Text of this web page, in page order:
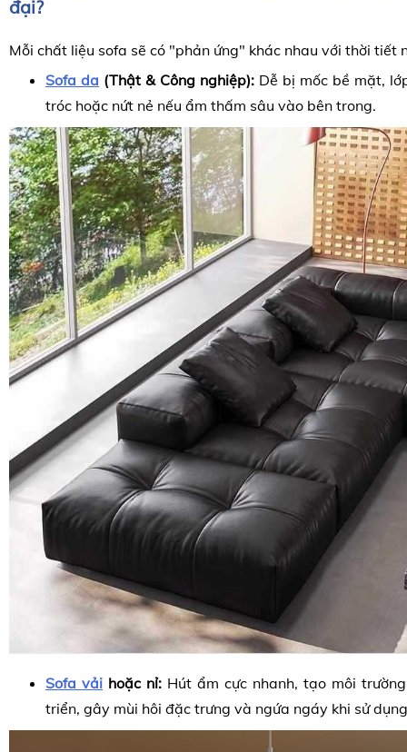
đại?
Mỗi chất liệu sofa sẽ có "phản ứng" khác nhau với thời tiết
Sofa da (Thật & Công nghiệp): Dễ bị mốc bề mặt,
tróc hoặc nứt nẻ nếu ẩm thấm sâu vào bên trong.
Sofa vải hoặc nỉ: Hút ẩm cực nhanh, tạo môi
triển, gây mùi hôi đặc trưng và ngứa ngáy khi sử